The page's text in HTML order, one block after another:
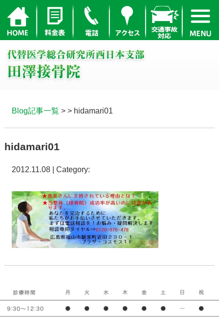
Blog記事一覧 > > hidamari01
hidamari01
2012.11.08 | Category: